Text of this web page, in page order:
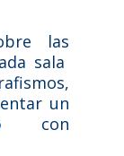
las
sala
un
con